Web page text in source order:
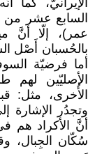
الإيرانيّ، كما
السابع عشر من
عمر)، إلّا أنَّ
بالحُسبان أَصْل
أما فرضيّة
الأصليّين لهم
الأُخرى، مثل:
وتجدُر الإشارة
أنَّ الأكراد هم
سُكّان الجِبال،